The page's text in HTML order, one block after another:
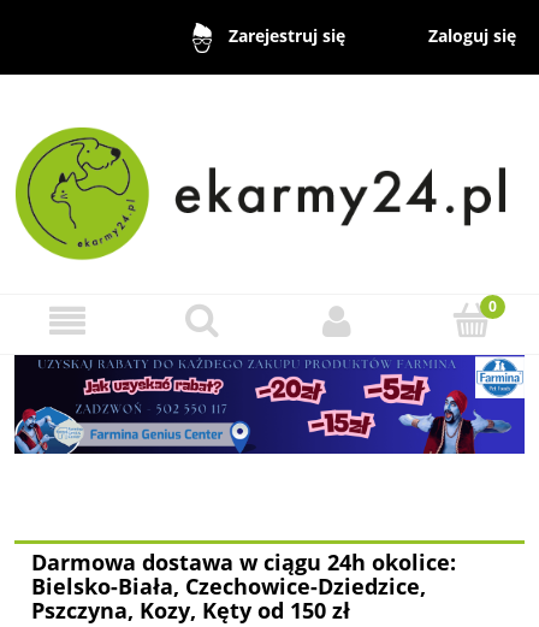
Zarejestruj się Zaloguj się
Darmowa dostawa w ciągu 24h okolice:
Bielsko-Biała, Czechowice-Dziedzice,
Pszczyna, Kozy, Kęty od 150 zł